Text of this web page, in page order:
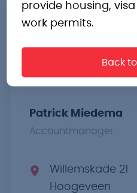
provide housing,
work permits.
Back
Vragen?
Onze specialisten
woord.
Patrick Miedema
Accountmanager
Willemskade 21
Hoogeveen